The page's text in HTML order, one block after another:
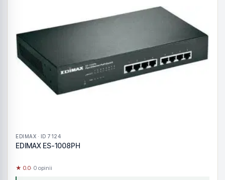
EDIMAX · ID 7124
EDIMAX ES-1008PH
★ 0.0· 0 opinii